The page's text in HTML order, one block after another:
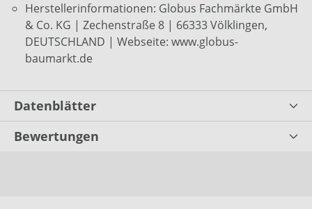
Herstellerinformationen: Globus Fachmärkte GmbH
& Co. KG | Zechenstraße 8 | 66333 Völklingen,
DEUTSCHLAND | Webseite: www.globus-
baumarkt.de
Datenblätter
Bewertungen